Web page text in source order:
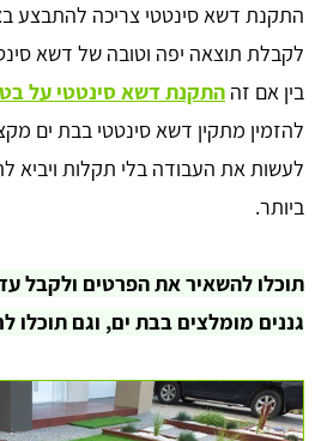
התקנת דשא סינטטי צריכה להתבצע
לקבלת תוצאה יפה וטובה של דשא
בין אם זה התקנת דשא סינטטי על
להזמין מתקין דשא סינטטי בבת ים
לעשות את העבודה בלי תקלות ויביא
ביותר.
גננים מומלצים בבת ים, וגם תוכלו לחסוך עד